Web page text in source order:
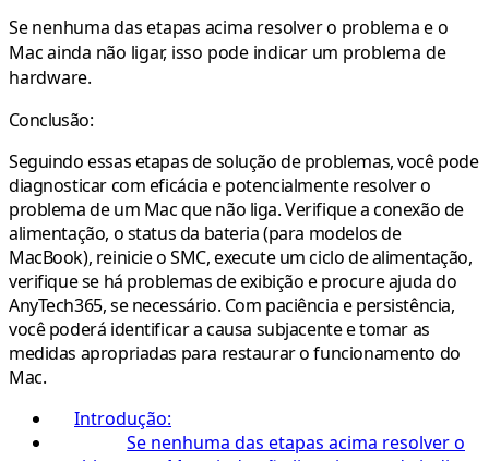
Se nenhuma das etapas acima resolver o problema e o
Mac ainda não ligar, isso pode indicar um problema de
hardware.
Conclusão:
Seguindo essas etapas de solução de problemas, você pode
diagnosticar com eficácia e potencialmente resolver o
problema de um Mac que não liga. Verifique a conexão de
alimentação, o status da bateria (para modelos de
MacBook), reinicie o SMC, execute um ciclo de alimentação,
verifique se há problemas de exibição e procure ajuda do
AnyTech365, se necessário. Com paciência e persistência,
você poderá identificar a causa subjacente e tomar as
medidas apropriadas para restaurar o funcionamento do
Mac.
Introdução:
Se nenhuma das etapas acima resolver o